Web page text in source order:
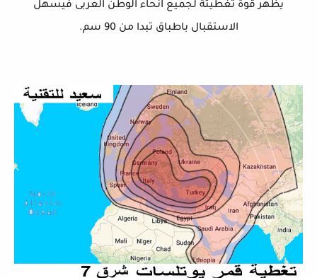
يظهر قوة تغطيتة لجميع انحاء الوطن العربى فيسهل
الاستقبال باطباق تبدا من 90 سم.